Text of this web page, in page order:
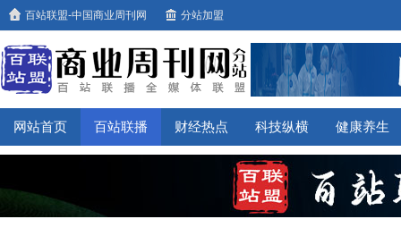
百站联盟-中国商业周刊网 分站加盟
网站首页 百站联播 财经热点 科技纵横 健康养生